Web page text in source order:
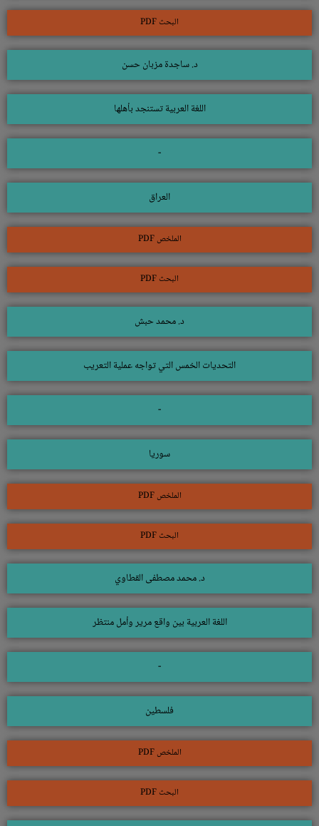
البحث PDF
د. ساجدة مزبان حسن
اللغة العربية تستنجد بأهلها
-
العراق
الملخص PDF
البحث PDF
د. محمد حبش
التحديات الخمس التي تواجه عملية التعريب
-
سوريا
الملخص PDF
البحث PDF
د. محمد مصطفى القطاوي
اللغة العربية بين واقع مرير وأمل منتظر
-
فلسطين
الملخص PDF
البحث PDF